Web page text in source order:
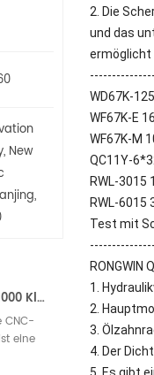
New
WD67K 30T-1000 Kleine hydraulische Torsionsstab-CNC-Abkantpresse (2/3 Achsen)
CNC-
eine
2. Die
und das
ermöglicht
WD67K-
WF67K-E
WF67K-M
QC11Y-
RWL-
RWL-
Test mit
1.
2.
3.
4. Der